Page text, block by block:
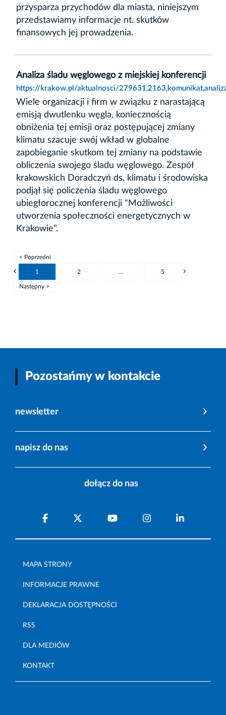
przysparza przychodów dla miasta, niniejszym
przedstawiamy informacje nt. skutków
finansowych jej prowadzenia.
Analiza śladu węglowego z miejskiej konferencji
https://krakow.pl/aktualnosci/
Wiele organizacji i firm w związku z narastającą
emisją dwutlenku węgla, koniecznością
obniżenia tej emisji oraz postępującej zmiany
klimatu szacuje swój wkład w globalne
zapobieganie skutkom tej zmiany na podstawie
obliczenia swojego śladu węglowego. Zespół
krakowskich Doradczyń ds. klimatu i środowiska
podjął się policzenia śladu węglowego
ubiegłorocznej konferencji "Możliwości
utworzenia społeczności energetycznych w
Krakowie".
< Poprzedni
1 2 ... 5
Następny >
Pozostańmy w kontakcie
newsletter
napisz do nas
dołącz do nas
MAPA STRONY
INFORMACJE PRAWNE
DEKLARACJA DOSTĘPNOŚCI
RSS
DLA MEDIÓW
KONTAKT